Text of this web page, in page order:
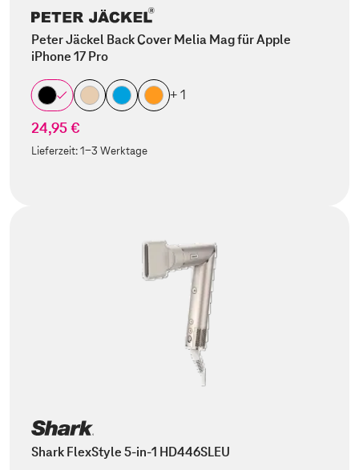
Peter Jäckel Back Cover Melia Mag für Apple
iPhone 17 Pro
+ 1
24,95 €
Lieferzeit:1-3 Werktage
Shark FlexStyle 5-in-1 HD446SLEU